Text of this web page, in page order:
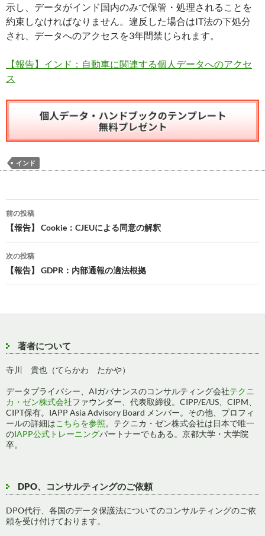
示し、データがインド国内のみで保管・処理されることを
約束しなければなりません。違反した場合はIT法の下処分
され、データへのアクセスを3年間禁じられます。
【報告】インド：自動車に関連する個人データへのアクセ
ス
インド
投
稿
ナ
ビ
ゲ
ー
ョ
ン
前の投稿
【報告】 Cookie：CJEUによる同意の解釈
次の投稿
【報告】 GDPR：内部通報の適法根拠
著者について
寺川 貴也（てらかわ たかや）
データプライバシー、AIガバナンスのコンサルティング会社テクニ
カ・ゼン株式会社ファウンダー、代表取締役。CIPP/E/US、CIPM、
CIPT保有。IAPP Asia Advisory Board メンバー。その他、プロフィ
ールの詳細はこちらを参照。テクニカ・ゼン株式会社は日本で唯一
のIAPP公式トレーニングパートナーでもある。京都大学・大学院
卒。
DPO、コンサルティングのご依頼
DPO代行、各国のデータ保護法についてのコンサルティングのご依
頼を受け付けております。